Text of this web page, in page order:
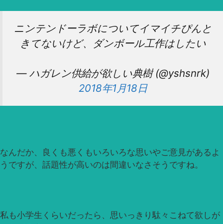
ニンテンドーラボについてイマイチぴんと
きてないけど、ダンボール工作はしたい
— ハガレン供給が欲しい典樹 (@yshsnrk)
2018年1月18日
なんだか、良くも悪くもいろいろな思いやご意見があるよ
うですが、話題性が高いのは間違いなさそうですね。
私も小学生くらいだったら、思いっきり駄々こねて欲しが